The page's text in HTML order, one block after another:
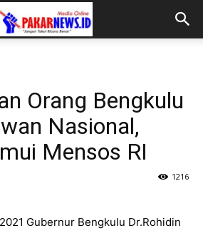
Orang Bengkulu
Nasional,
Mensos RI
1216
Gubernur Bengkulu Dr.Rohidin